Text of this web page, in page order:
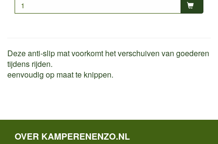
Deze anti-slip mat voorkomt het verschuiven van goederen
tijdens rijden.
eenvoudig op maat te knippen.
OVER KAMPERENENZO.NL